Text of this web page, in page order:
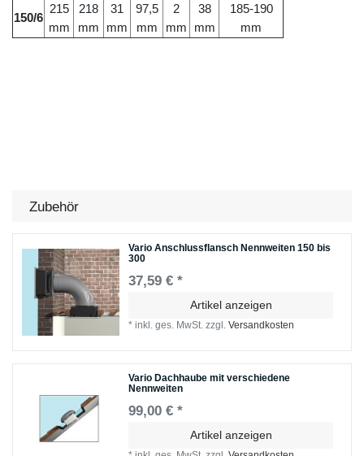
150/6
215
mm
218
mm
31
mm
97,5
mm
2
mm
38
mm
185-190
mm
Zubehör
Vario Anschlussflansch Nennweiten 150 bis
300
37,59 € *
Artikel anzeigen
*inkl. ges. MwSt. zzgl.Versandkosten
Vario Dachhaube mit verschiedene
Nennweiten
99,00 € *
Artikel anzeigen